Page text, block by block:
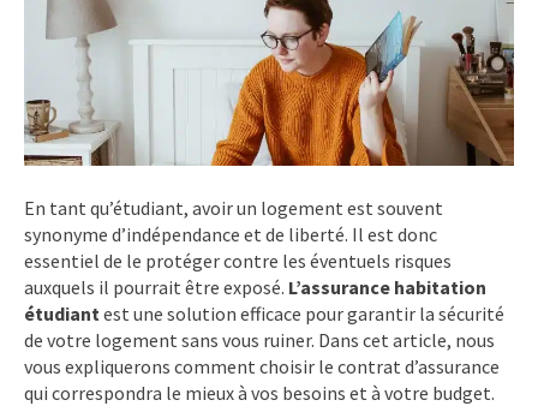
En tant qu’étudiant, avoir un logement est souvent
synonyme d’indépendance et de liberté. Il est donc
essentiel de le protéger contre les éventuels risques
auxquels il pourrait être exposé. L’assurance habitation
étudiant est une solution efficace pour garantir la sécurité
de votre logement sans vous ruiner. Dans cet article, nous
vous expliquerons comment choisir le contrat d’assurance
qui correspondra le mieux à vos besoins et à votre budget.